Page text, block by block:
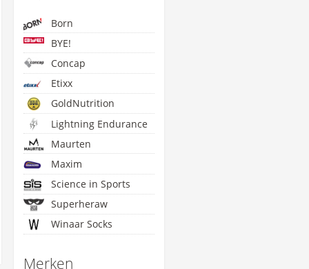
Born
BYE!
Concap
Etixx
GoldNutrition
Lightning Endurance
Maurten
Maxim
Science in Sports
Superheraw
Winaar Socks
Merken